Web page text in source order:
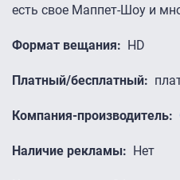
есть свое Маппет-Шоу и
Формат вещания HD
Платный/бесплатный
Компания-производитель
Наличие рекламы Нет